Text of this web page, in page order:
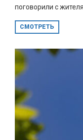
поговорили с
СМОТРЕТЬ